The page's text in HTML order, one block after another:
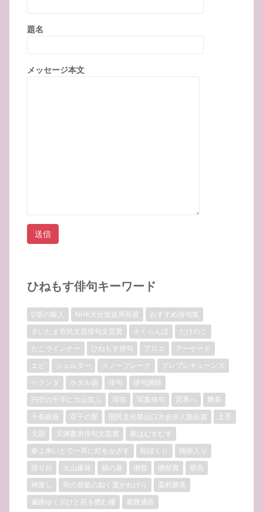
題名
メッセージ本文
ひねもす俳句キーワード
D坂の殺人 NHK大分放送局長賞
おすすめ俳句集
さいたま市民文芸俳句文芸賞
さくらんぼ
たけのこ
たこウインナー
ひねもす俳句 アロエ
アーケード
エビ
シェルター スノーフレーク
プレプレチューンズ
ベランダ
ホタル袋 俳句
俳句講師
円空の千手に力山笑ふ
写俳 写真俳句 冥界へ
勝美
十条銀座
双子の嬰 国民文化祭山口大会俳人協会賞
土手
天国
天満書房俳句文芸賞
春はむずむず
春よ来いとて一斉に灯をかざす
松ぼくり
梅雨入り
滑り台
火山爆発 猫の墓 獺祭 獺祭賞
登高
神渡し
筍の首級の如く置かれけり
粟村勝美
遍路ゆく川ひと筋を囲む柵
避難通路